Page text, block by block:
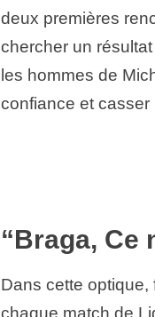
deux premières
chercher un
les hommes de
confiance et casser
“Braga, Ce
Dans cette optique,
chaque match de